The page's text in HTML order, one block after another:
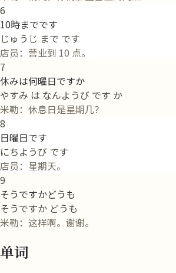
6
10時までです
じゅうじ まで です
店员：营业到 10 点。
7
休みは何曜日ですか
やすみ は なんようび です か
米勒：休息日是星期几？
8
日曜日です
にちようび です
店员：星期天。
9
そうですかどうも
そうですか どうも
米勒：这样啊。谢谢。
单词